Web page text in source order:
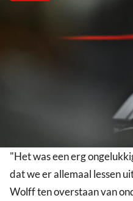
"Het was een erg
dat we er allemaal lessen
Wolff ten overstaan van